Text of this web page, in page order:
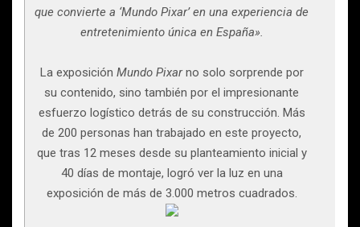
que convierte a ‘Mundo Pixar’ en una experiencia de
entretenimiento única en España».
La exposición Mundo Pixarno solo sorprende por
su contenido, sino también por el impresionante
esfuerzo logístico detrás de su construcción. Más
de 200 personas han trabajado en este proyecto,
que tras 12 meses desde su planteamiento inicial y
40 días de montaje, logró ver la luz en una
exposición de más de 3.000 metros cuadrados.